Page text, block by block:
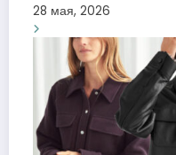
28 мая, 2026